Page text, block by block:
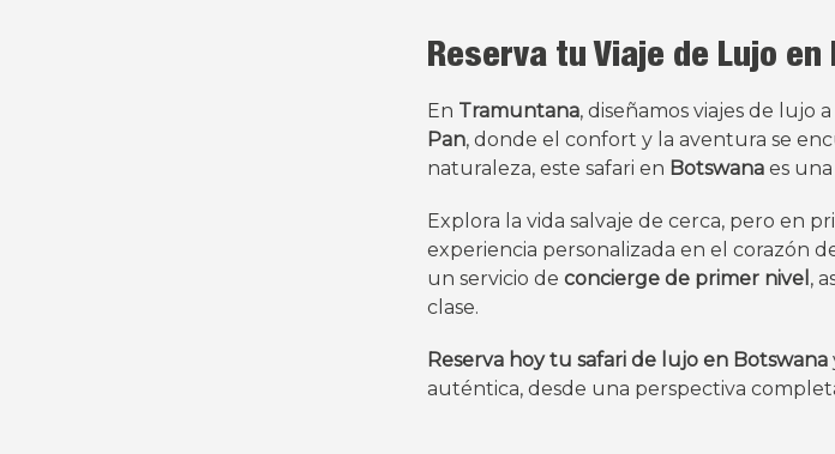
Reserva tu Viaje de Lujo
En Tramuntana, diseñamos viajes de lujo
Pan, donde el confort y la aventura se
naturaleza, este safari en Botswana es
Explora la vida salvaje de cerca, pero en
experiencia personalizada en el corazón
un servicio de concierge de primer nivel ,
clase.
Reserva hoy tu safari de lujo en Botswana
auténtica, desde una perspectiva